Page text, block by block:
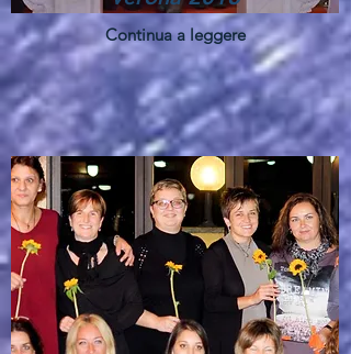
Continua a leggere